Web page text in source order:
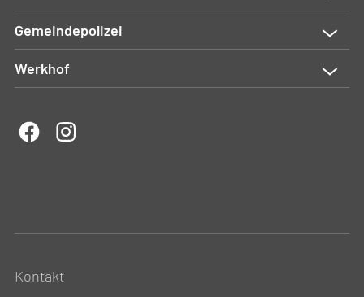
Gemeindepolizei
Werkhof
Kontakt